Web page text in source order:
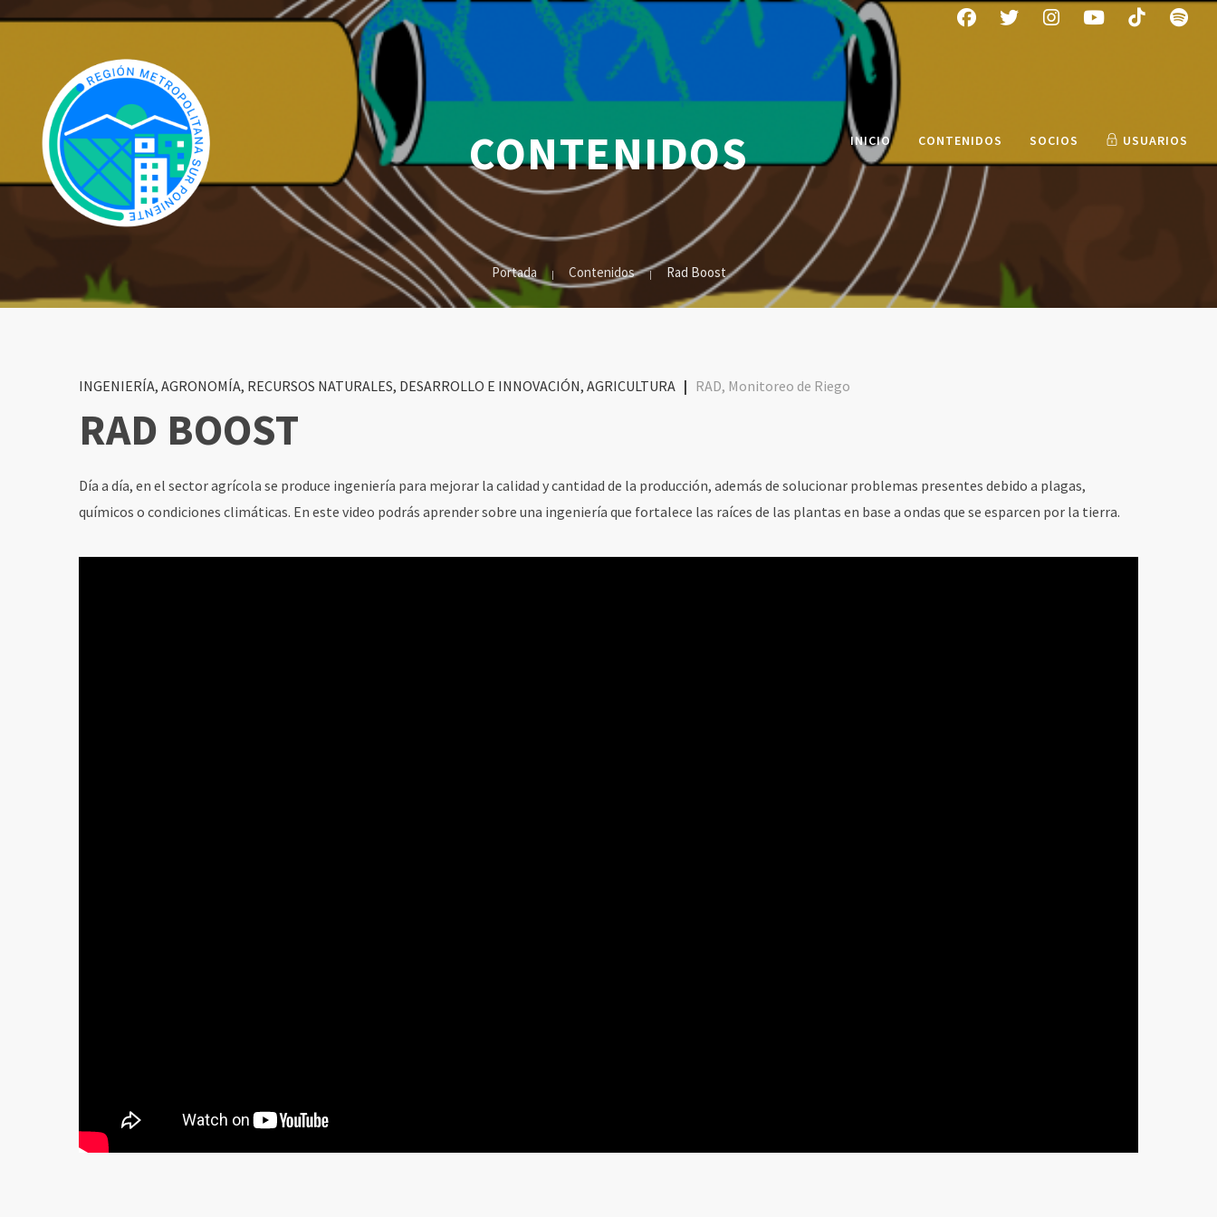
INICIO CONTENIDOS SOCIOS USUARIOS
CONTENIDOS
Portada Contenidos Rad Boost
INGENIERÍA, AGRONOMÍA, RECURSOS NATURALES, DESARROLLO E INNOVACIÓN, AGRICULTURA | RAD, Monitoreo de Riego
RAD BOOST
Día a día, en el sector agrícola se produce ingeniería para mejorar la calidad y cantidad de la producción, además de solucionar problemas presentes debido a plagas,
químicos o condiciones climáticas. En este video podrás aprender sobre una ingeniería que fortalece las raíces de las plantas en base a ondas que se esparcen por la tierra.